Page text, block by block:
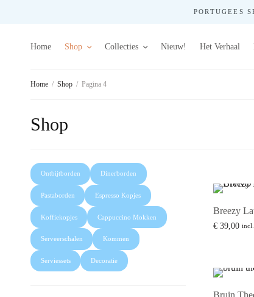
Home Shop Collecties Nieuw! Het Verhaal
Home / Shop / Pagina 4
Shop
Ontbijtborden Dinerborden
Pastaborden Espresso Kopjes
Koffiekopjes Cappuccino Mokken
Serveerschalen Kommen
Serviessets Decoratie
Breezy
€ 39,00
Bruin